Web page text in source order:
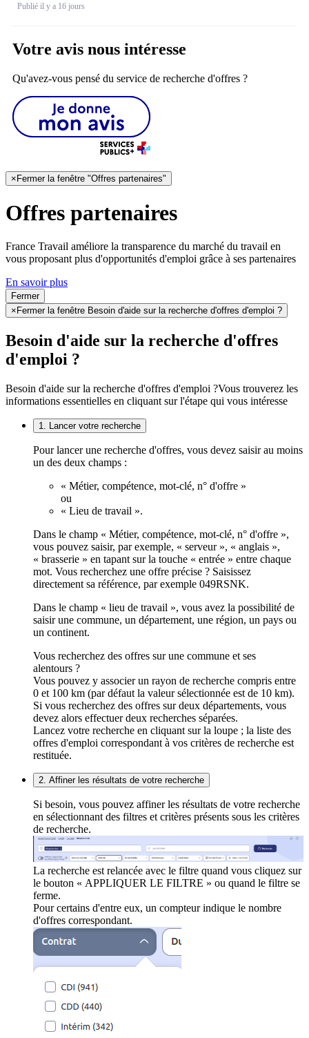
Publié il y a 16 jours
Votre avis nous intéresse
Qu'avez-vous pensé du service de recherche d'offres ?
×Fermer la fenêtre "Offres partenaires"
Offres partenaires
France Travail améliore la transparence du marché du travail en
vous proposant plus d'opportunités d'emploi grâce à ses partenaires
En savoir plus
Fermer
× Fermer la fenêtre Besoin d'aide sur la recherche d'offres d'emploi ?
Besoin d'aide sur la recherche d'offres
d'emploi ?
Besoin d'aide sur la recherche d'offres d'emploi ?Vous trouverez les
informations essentielles en cliquant sur l'étape qui vous intéresse
1. Lancer votre recherche
Pour lancer une recherche d'offres, vous devez saisir au moins
un des deux champs :
« Métier, compétence, mot-clé, n° d'offre »
ou
« Lieu de travail ».
Dans le champ « Métier, compétence, mot-clé, n° d'offre »,
vous pouvez saisir, par exemple, « serveur », « anglais »,
« brasserie » en tapant sur la touche « entrée » entre chaque
mot. Vous recherchez une offre précise ? Saisissez
directement sa référence, par exemple 049RSNK.
Dans le champ « lieu de travail », vous avez la possibilité de
saisir une commune, un département, une région, un pays ou
un continent.
Vous recherchez des offres sur une commune et ses
alentours ?
Vous pouvez y associer un rayon de recherche compris entre
0 et 100 km (par défaut la valeur sélectionnée est de 10 km).
Si vous recherchez des offres sur deux départements, vous
devez alors effectuer deux recherches séparées.
Lancez votre recherche en cliquant sur la loupe ; la liste des
offres d'emploi correspondant à vos critères de recherche est
restituée.
2. Affiner les résultats de votre recherche
Si besoin, vous pouvez affiner les résultats de votre recherche
en sélectionnant des filtres et critères présents sous les critères
de recherche.
La recherche est relancée avec le filtre quand vous cliquez sur
le bouton « APPLIQUER LE FILTRE » ou quand le filtre se
ferme.
Pour certains d'entre eux, un compteur indique le nombre
d'offres correspondant.